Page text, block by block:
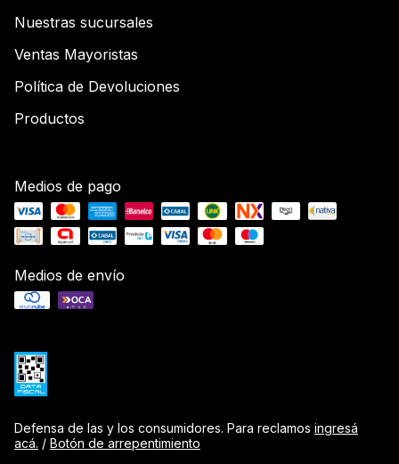
Nuestras sucursales
Ventas Mayoristas
Política de Devoluciones
Productos
Medios de pago
Medios de envío
Defensa de las y los consumidores. Para reclamos ingresá
acá. / Botón de arrepentimiento